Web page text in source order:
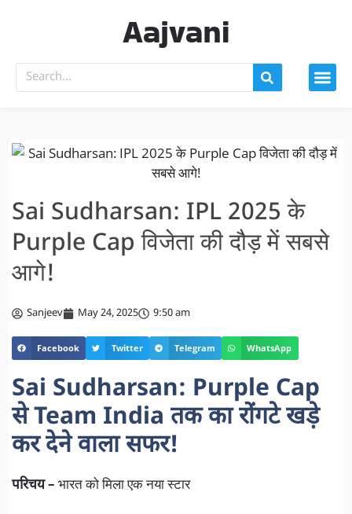
Aajvani
Sai Sudharsan: IPL 2025 के
Purple Cap विजेता की दौड़ में सबसे
आगे!
Sanjeev May 24, 2025 9:50 am
Facebook Twitter Telegram WhatsApp
Sai Sudharsan: Purple Cap
से Team India तक का रोंगटे खड़े
कर देने वाला सफर!
परिचय – भारत को मिला एक नया स्टार